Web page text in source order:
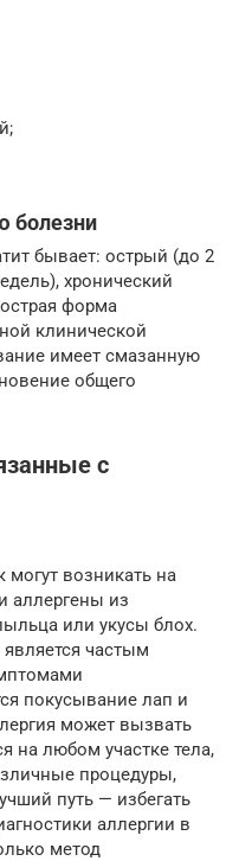
болезни
бывает: острый (до 2
хронический
форма
клинической
имеет смазанную
общего
с
могут возникать на
аллергены из
или укусы блох.
частым
покусывание лап и
может вызвать
на любом участке тела,
процедуры,
путь — избегать
аллергии в
метод